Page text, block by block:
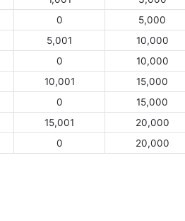
0 5,000
5,001 10,000
0 10,000
10,001 15,000
0 15,000
15,001 20,000
0 20,000